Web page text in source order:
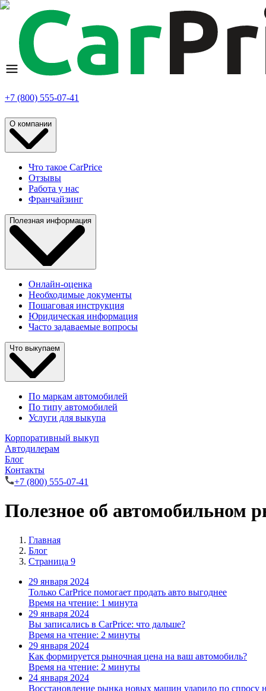
+7 (800) 555-07-41
О компании
Что такое CarPrice
Отзывы
Работа у нас
Франчайзинг
Полезная информация
Онлайн-оценка
Необходимые документы
Пошаговая инструкция
Юридическая информация
Часто задаваемые вопросы
Что выкупаем
По маркам автомобилей
По типу автомобилей
Услуги для выкупа
Корпоративный выкуп
Автодилерам
Блог
Контакты
+7 (800) 555-07-41
Полезное об автомобильном
Главная
Блог
Страница 9
29 января 2024
Только CarPrice помогает продать авто выгоднее
Время на чтение: 1 минута
29 января 2024
Вы записались в CarPrice: что дальше?
Время на чтение: 2 минуты
29 января 2024
Как формируется рыночная цена на ваш автомобиль?
Время на чтение: 2 минуты
24 января 2024
Восстановление рынка новых машин ударило по спросу